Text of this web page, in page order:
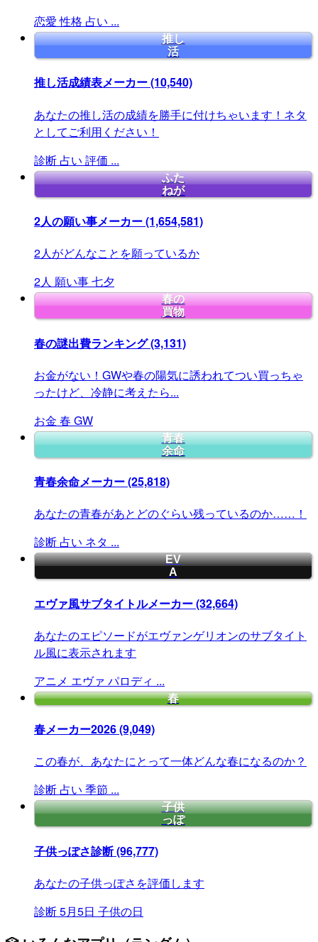
恋愛 性格 占い ...
推し
活
推し活成績表メーカー(10,540)
あなたの推し活の成績を勝手に付けちゃいます！ネタ
としてご利用ください！
診断 占い 評価 ...
ふた
ねが
2人の願い事メーカー(1,654,581)
2人がどんなことを願っているか
2人 願い事七夕
春の
買物
春の謎出費ランキング(3,131)
お金がない！GWや春の陽気に誘われてつい買っちゃ
ったけど、冷静に考えたら...
お金 春 GW
青春
余命
青春余命メーカー(25,818)
あなたの青春があとどのぐらい残っているのか……！
診断 占い ネタ ...
EV
A
エヴァ風サブタイトルメーカー(32,664)
あなたのエピソードがエヴァンゲリオンのサブタイト
ル風に表示されます
アニメ エヴァ パロディ ...
春
春メーカー2026(9,049)
この春が、あなたにとって一体どんな春になるのか？
診断 占い 季節 ...
子供
っぽ
子供っぽさ診断(96,777)
あなたの子供っぽさを評価します
診断5月5日 子供の日